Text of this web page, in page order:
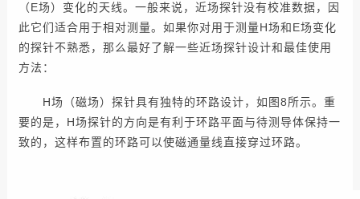
（E场）变化的天线。一般来说，近场探针没有校准数据，因
此它们适合用于相对测量。如果你对用于测量H场和E场变化
的探针不熟悉，那么最好了解一些近场探针设计和最佳使用
方法：
H场（磁场）探针具有独特的环路设计，如图8所示。重
要的是，H场探针的方向是有利于环路平面与待测导体保持一
致的，这样布置的环路可以使磁通量线直接穿过环路。